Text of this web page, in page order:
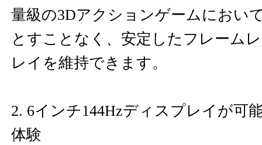
量級の3Dアクションゲームにおい
とすことなく、安定したフレーム
レイを維持できます。
2. 6インチ144Hzディスプレイが可
体験